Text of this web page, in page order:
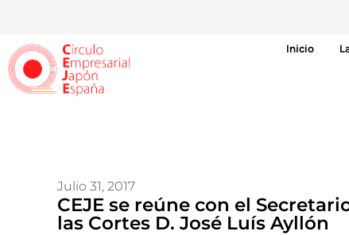
Inicio
Julio 31, 2017
CEJE se reúne con el
las Cortes D. José Luís Ayllón